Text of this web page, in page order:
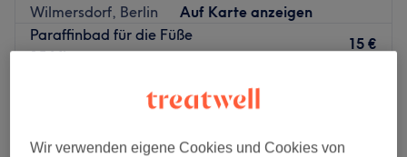
Wilmersdorf, Berlin
Auf Karte anzeigen
Paraffinbad für die Füße
15 Min.
15 €
Paraffinbad für die Hände & Füße
Wir verwenden eigene Cookies und Cookies von